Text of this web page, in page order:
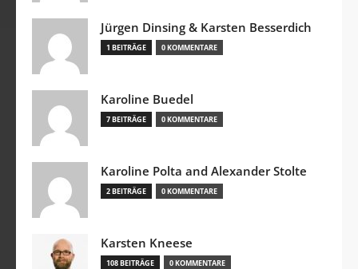
Jürgen Dinsing & Karsten Besserdich
1 BEITRÄGE 0 KOMMENTARE
Karoline Buedel
7 BEITRÄGE 0 KOMMENTARE
Karoline Polta and Alexander Stolte
2 BEITRÄGE 0 KOMMENTARE
Karsten Kneese
108 BEITRÄGE 0 KOMMENTARE